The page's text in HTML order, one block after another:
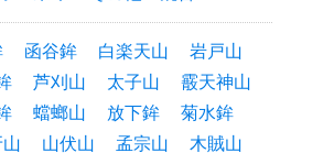
函谷鉾 白楽天山
岩戸山
芦刈山 太子山
霰天神山
蟷螂山 放下鉾
菊水鉾
山伏山 孟宗山
木賊山